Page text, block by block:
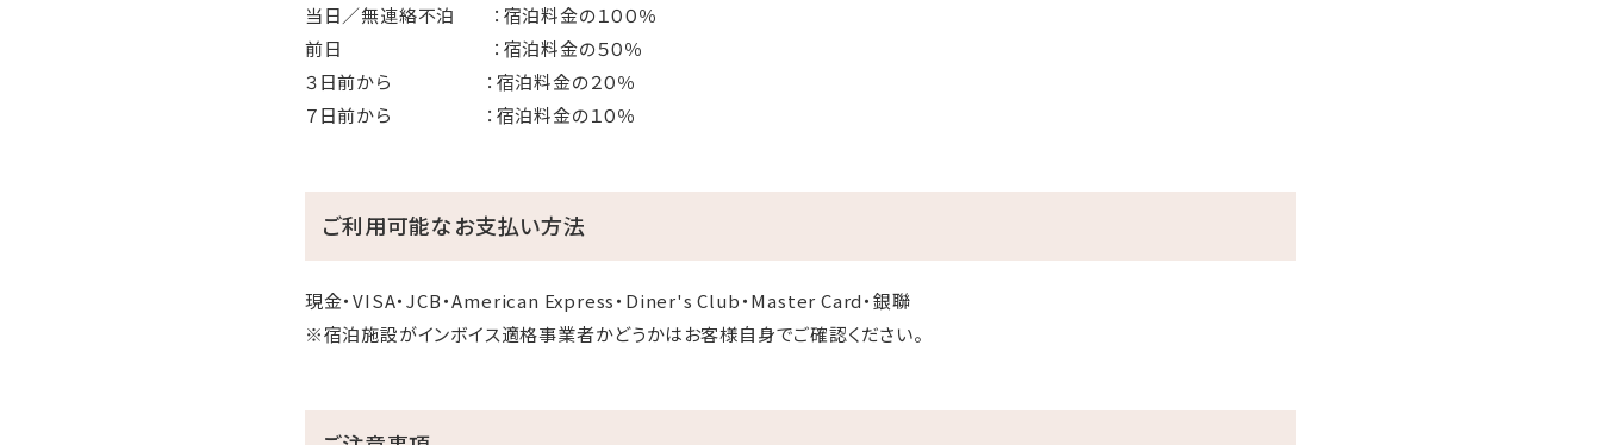
当日／無連絡不泊 ：宿泊料金の１００％
前日 ：宿泊料金の５０％
３日前から ：宿泊料金の２０％
７日前から ：宿泊料金の１０％
ご利用可能なお支払い方法
現金・VISA・JCB・American Express・Diner's Club・Master Card・銀聯
※宿泊施設がインボイス適格事業者かどうかはお客様自身でご確認ください。